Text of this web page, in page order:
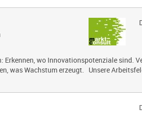
Erkennen, wo Innovationspotenziale sind.
was Wachstum erzeugt. Unsere